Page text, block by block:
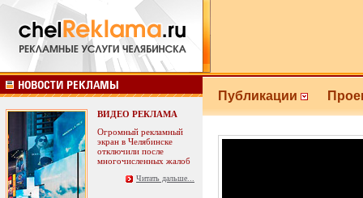
ВИДЕО РЕКЛАМА
Огромный рекламный
экран в Челябинске
отключили после
многочисленных жалоб
Читать дальше...
Публикации